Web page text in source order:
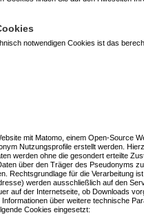
notwendigen Cookies ist das
mit Matomo, einem Open-Source
Nutzungsprofile erstellt werden.
werden ohne die gesondert erteilte
über den Träger des Pseudonyms
Rechtsgrundlage für die Verarbeitung
werden ausschließlich auf den
auf der Internetseite, ob Downloads
über weitere technische
Cookies eingesetzt: